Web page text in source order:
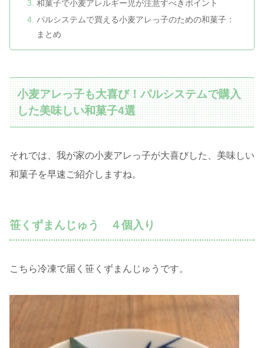
和菓子で小麦アレルギー児が注意すべきポイント
パルシステムで買える小麦アレっ子のための和菓子：
まとめ
小麦アレっ子も大喜び！パルシステムで購入
した美味しい和菓子4選
それでは、我が家の小麦アレっ子が大喜びした、美味しい
和菓子を早速ご紹介しますね。
笹くずまんじゅう ４個入り
こちら冷凍で届く笹くずまんじゅうです。